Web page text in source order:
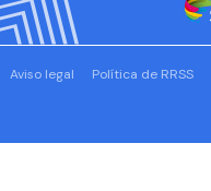
Aviso legal Política de RRSS